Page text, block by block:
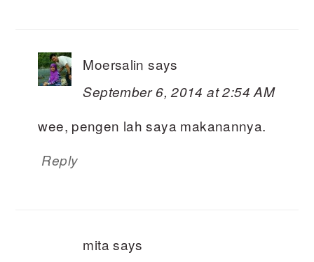
Moersalin says
September 6, 2014 at 2:54 AM
wee, pengen lah saya makanannya.
Reply
mita says